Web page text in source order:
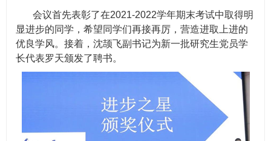
会议首先表彰了在2021-2022学年期末考试中取得明
显进步的同学，希望同学们再接再厉，营造进取上进的
优良学风。接着，沈颉飞副书记为新一批研究生党员学
长代表罗天颁发了聘书。